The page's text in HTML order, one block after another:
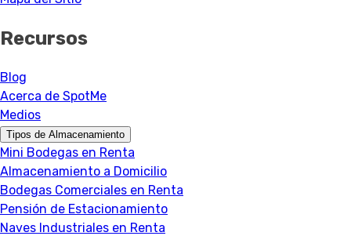
Recursos
Blog
Acerca de SpotMe
Medios
Tipos de Almacenamiento
Mini Bodegas en Renta
Almacenamiento a Domicilio
Bodegas Comerciales en Renta
Pensión de Estacionamiento
Naves Industriales en Renta